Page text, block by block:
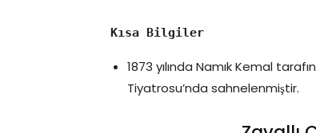
Kısa Bilgiler
1873 yılında Namık Kemal
Tiyatrosu’nda sahnelenmiştir.